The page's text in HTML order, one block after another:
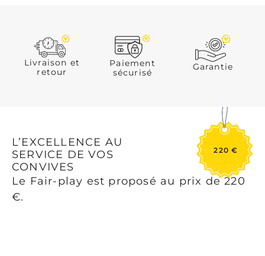
Livraison et
retour
Paiement
sécurisé
Garantie
220 €
L’EXCELLENCE AU
SERVICE DE VOS
CONVIVES
Le Fair-play est proposé au prix de 220
€.